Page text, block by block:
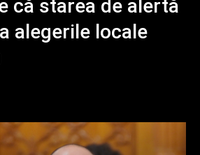
că starea de alertă
alegerile locale